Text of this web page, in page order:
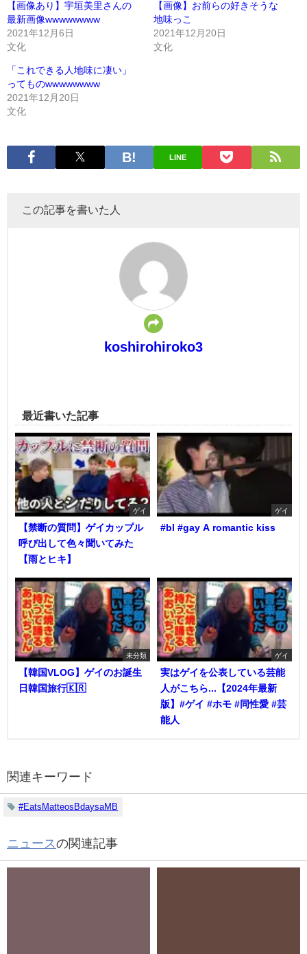
【画像あり】宇垣美里さんの
最新画像wwwwwwww
2021年12月6日
文化
【画像】お前らの好きそうな
地味っこ
2021年12月20日
文化
「これできる人地味に凄い」
ってものwwwwwwww
2021年12月20日
文化
LINE
この記事を書いた人
koshirohiroko3
最近書いた記事
ゲイ
【禁断の質問】ゲイカップル
呼び出して色々聞いてみた
【雨とヒキ】
ゲイ
#bl #gay A romantic kiss
未分類
【韓国VLOG】ゲイのお誕生
日韓国旅行🇰🇷
ゲイ
実はゲイを公表している芸能
人がこちら...【2024年最新
版】#ゲイ #ホモ #同性愛 #芸
能人
関連キーワード
#EatsMatteosBdaysaMB
ニュース の関連記事